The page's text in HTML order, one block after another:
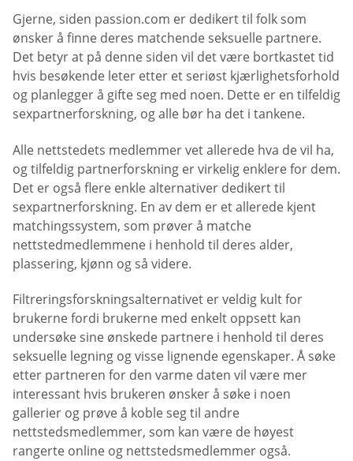
Gjerne, siden passion.com er dedikert til folk som
ønsker å finne deres matchende seksuelle partnere.
Det betyr at på denne siden vil det være bortkastet tid
hvis besøkende leter etter et seriøst kjærlighetsforhold
og planlegger å gifte seg med noen. Dette er en tilfeldig
sexpartnerforskning, og alle bør ha det i tankene.
Alle nettstedets medlemmer vet allerede hva de vil ha,
og tilfeldig partnerforskning er virkelig enklere for dem.
Det er også flere enkle alternativer dedikert til
sexpartnerforskning. En av dem er et allerede kjent
matchingssystem, som prøver å matche
nettstedmedlemmene i henhold til deres alder,
plassering, kjønn og så videre.
Filtreringsforskningsalternativet er veldig kult for
brukerne fordi brukerne med enkelt oppsett kan
undersøke sine ønskede partnere i henhold til deres
seksuelle legning og visse lignende egenskaper. Å søke
etter partneren for den varme daten vil være mer
interessant hvis brukeren ønsker å søke i noen
gallerier og prøve å koble seg til andre
nettstedsmedlemmer, som kan være de høyest
rangerte online og nettstedsmedlemmer også.